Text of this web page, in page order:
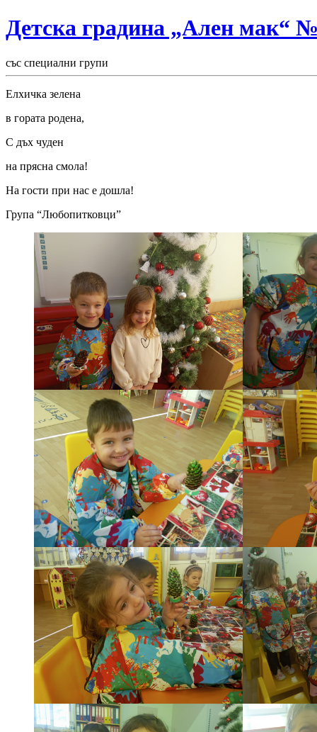
Детска градина „Ален мак“
със специални групи
Елхичка зелена
в гората родена,
С дъх чуден
на прясна смола!
На гости при нас е дошла!
Група “Любопитковци”